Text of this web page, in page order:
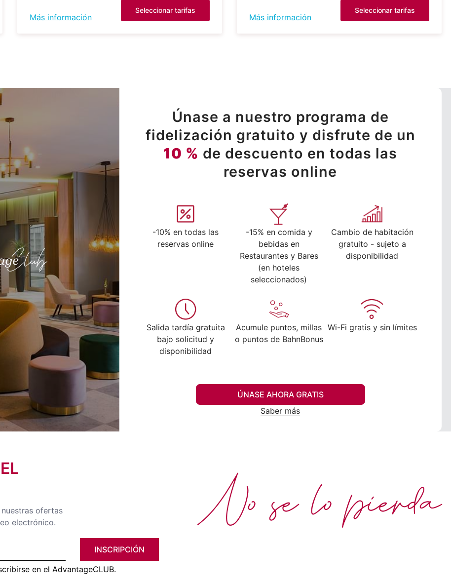
Más información
Seleccionar tarifas
Más información
Seleccionar tarifas
Únase a nuestro programa de
fidelización gratuito y disfrute de un
10 % de descuento en todas las
reservas online
-10% en todas las
reservas online
-15% en comida y
bebidas en
Restaurantes y Bares
(en hoteles
seleccionados)
Cambio de habitación
gratuito - sujeto a
disponibilidad
Salida tardía gratuita
bajo solicitud y
disponibilidad
Acumule puntos, millas
o puntos de BahnBonus
Wi-Fi gratis y sin límites
ÚNASE AHORA GRATIS
Saber más
ofertas
electrónico.
INSCRIPCIÓN
en el AdvantageCLUB.
No se lo pierda